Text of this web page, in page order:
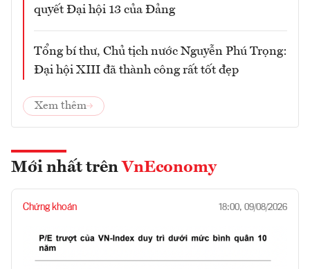
quyết Đại hội 13 của Đảng
Tổng bí thư, Chủ tịch nước Nguyễn Phú Trọng:
Đại hội XIII đã thành công rất tốt đẹp
Xem thêm
Mới nhất trên VnEconomy
Chứng khoán 18:00, 09/08/2026